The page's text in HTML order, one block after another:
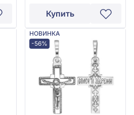
Купить
НОВИНКА
-56%